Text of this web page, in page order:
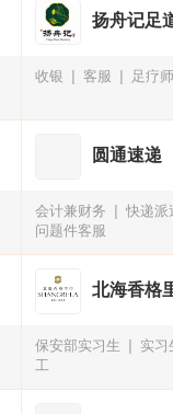
扬舟记足
收银 客服 足疗
圆通速递
会计兼财务
快递派
问题件客服
北海香格
保安部实习生
实习
工